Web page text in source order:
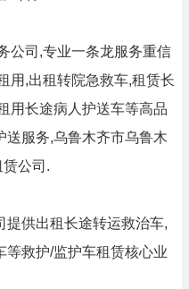
公司,专业一条龙服务重信
用,出租转院急救车,租赁长
用长途病人护送车等高品
送服务,乌鲁木齐市乌鲁木
公司.
提供出租长途转运救治车,
等救护/监护车租赁核心业